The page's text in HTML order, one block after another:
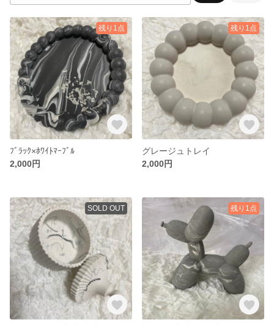
残り1点
ﾌﾞﾗｯｸ×ﾎﾜｲﾄﾏｰﾌﾞﾙ
2,000円
残り1点
グレージュトレイ
2,000円
SOLD OUT 残り1点